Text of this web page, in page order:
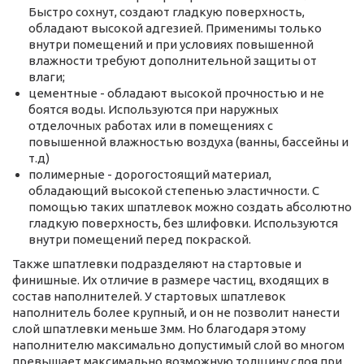
Быстро сохнут, создают гладкую поверхность,
обладают высокой адгезией. Применимы только
внутри помещений и при условиях повышенной
влажности требуют дополнительной защиты от
влаги;
цементные - обладают высокой прочностью и не
боятся воды. Используются при наружных
отделочных работах или в помещениях с
повышенной влажностью воздуха (ванны, бассейны и
т.д)
полимерные - дорогостоящий материал,
обладающий высокой степенью эластичности. С
помощью таких шпатлевок можно создать абсолютно
гладкую поверхность, без шлифовки. Используются
внутри помещений перед покраской.
Также шпатлевки подразделяют на стартовые и
финишные. Их отличие в размере частиц, входящих в
состав наполнителей. У стартовых шпатлевок
наполнитель более крупный, и он не позволит нанести
слой шпатлевки меньше 3мм. Но благодаря этому
наполнителю максимально допустимый слой во многом
превышает максимально возможную толщину слоя при